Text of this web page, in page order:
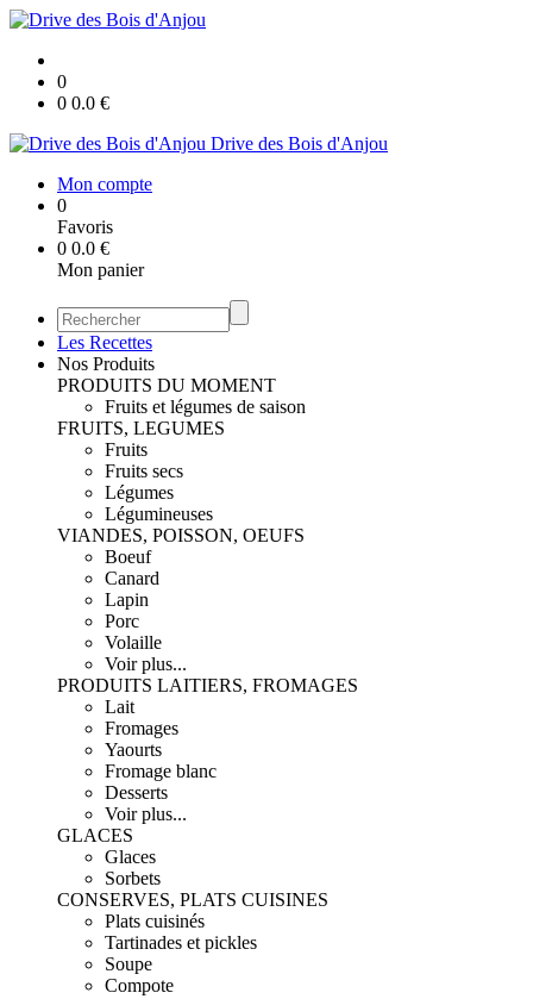
0
0 0.0 €
Drive des Bois d'Anjou
Mon compte
0
Favoris
0 0.0 €
Mon panier
Les Recettes
Nos Produits
PRODUITS DU MOMENT
Fruits et légumes de saison
FRUITS, LEGUMES
Fruits
Fruits secs
Légumes
Légumineuses
VIANDES, POISSON, OEUFS
Boeuf
Canard
Lapin
Porc
Volaille
Voir plus...
PRODUITS LAITIERS, FROMAGES
Lait
Fromages
Yaourts
Fromage blanc
Desserts
Voir plus...
GLACES
Glaces
Sorbets
CONSERVES, PLATS CUISINES
Plats cuisinés
Tartinades et pickles
Soupe
Compote